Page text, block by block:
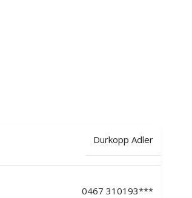
Durkopp Adler
0467 310193***